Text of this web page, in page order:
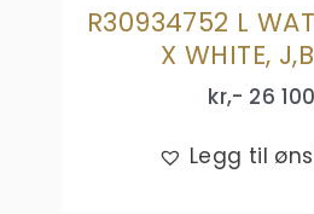
R30934752 L
X WHITE,
kr,- 26 100
Legg til